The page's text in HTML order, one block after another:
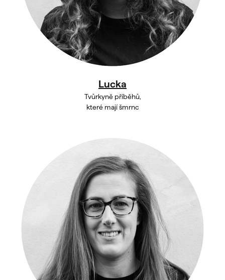
Lucka
Tvůrkyně příběhů,
které mají šmrnc